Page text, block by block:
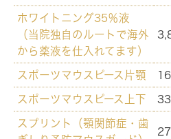
ホワイトニング35％液
（当院独自のルートで海外
から薬液を仕入れてます）
スポーツマウスピース片顎
スポーツマウスピース上下
スプリント（顎関節症・歯